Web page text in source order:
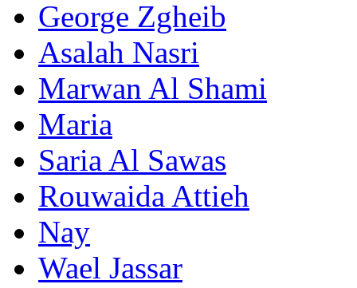
George Zgheib
Asalah Nasri
Marwan Al Shami
Maria
Saria Al Sawas
Rouwaida Attieh
Nay
Wael Jassar